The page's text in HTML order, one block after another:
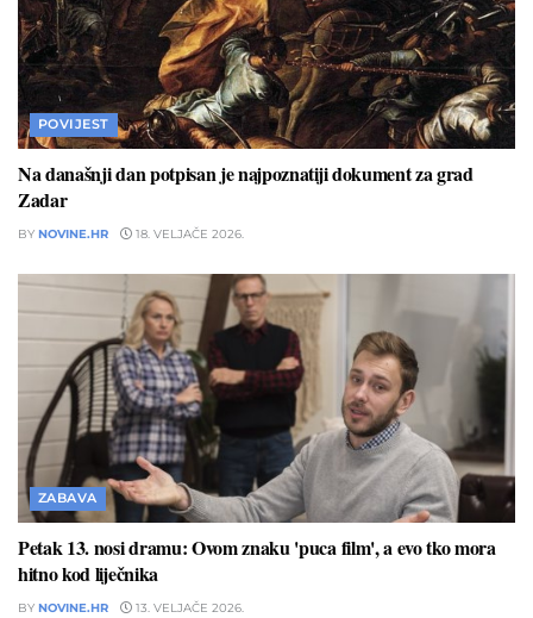
POVIJEST
Na današnji dan potpisan je najpoznatiji dokument za grad
Zadar
BY NOVINE.HR 18. VELJAČE 2026.
ZABAVA
Petak 13. nosi dramu: Ovom znaku 'puca film', a evo tko mora
hitno kod liječnika
BY NOVINE.HR 13. VELJAČE 2026.